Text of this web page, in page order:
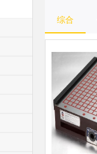
综合